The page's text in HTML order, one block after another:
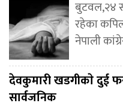
बुटवल,२४
रहेका
नेपाली
देवकुमारी खडगीकाे दुई
सार्वजनिक